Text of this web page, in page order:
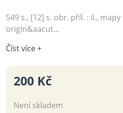
549 s., [12] s. obr. příl. : il.,
origin&aacut...
Číst více +
200 Kč
Není skladem